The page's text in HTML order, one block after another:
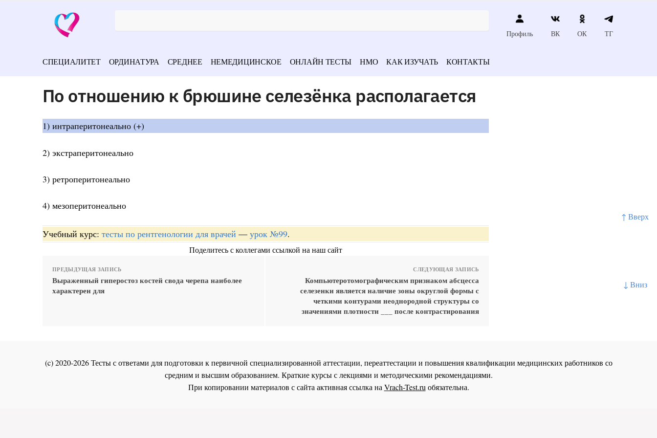
↑ Вверх
↓ Вниз
Профиль ВК ОК ТГ
СПЕЦИАЛИТЕТ ОРДИНАТУРА СРЕДНЕЕ НЕМЕДИЦИНСКОЕ ОНЛАЙН ТЕСТЫ НМО КАК ИЗУЧАТЬ КОНТАКТЫ
По отношению к брюшине селезёнка располагается
1) интраперитонеально (+)
2) экстраперитонеально
3) ретроперитонеально
4) мезоперитонеально
Учебный курс: тесты по рентгенологии для врачей — урок №99.
Поделитесь с коллегами ссылкой на наш сайт
ПРЕДЫДУЩАЯ ЗАПИСЬ
Выраженный гиперостоз костей свода черепа наиболее
характерен для
СЛЕДУЮЩАЯ ЗАПИСЬ
Компьютеротомографическим признаком абсцесса
селезенки является наличие зоны округлой формы с
четкими контурами неоднородной структуры со
значениями плотности ___ после контрастирования
(c) 2020-2026 Тесты с ответами для подготовки к первичной специализированной аттестации, переаттестации и повышения квалификации медицинских работников со
средним и высшим образованием. Краткие курсы с лекциями и методическими рекомендациями.
При копировании материалов с сайта активная ссылка на Vrach-Test.ru обязательна.